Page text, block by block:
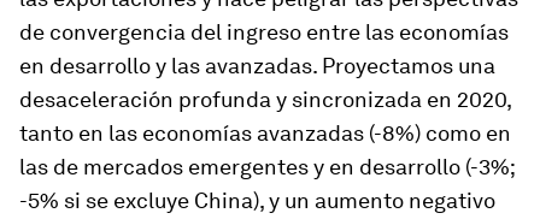
de convergencia del ingreso entre las economías
en desarrollo y las avanzadas. Proyectamos una
desaceleración profunda y sincronizada en 2020,
tanto en las economías avanzadas (-8%) como en
las de mercados emergentes y en desarrollo (-3%;
-5% si se excluye China), y un aumento negativo